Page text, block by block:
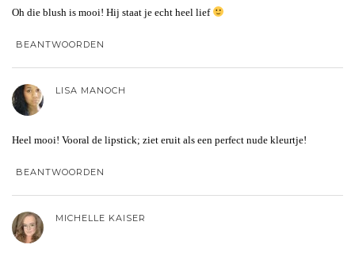
Oh die blush is mooi! Hij staat je echt heel lief
BEANTWOORDEN
LISA MANOCH
Heel mooi! Vooral de lipstick; ziet eruit als een perfect nude kleurtje!
BEANTWOORDEN
MICHELLE KAISER